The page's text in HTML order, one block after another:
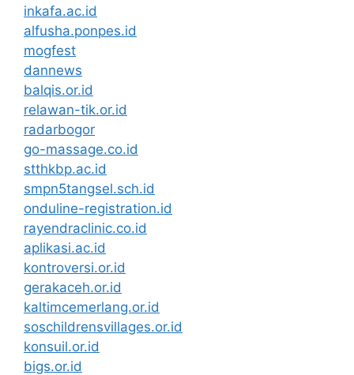
inkafa.ac.id
alfusha.ponpes.id
mogfest
dannews
balqis.or.id
relawan-tik.or.id
radarbogor
go-massage.co.id
stthkbp.ac.id
smpn5tangsel.sch.id
onduline-registration.id
rayendraclinic.co.id
aplikasi.ac.id
kontroversi.or.id
gerakaceh.or.id
kaltimcemerlang.or.id
soschildrensvillages.or.id
konsuil.or.id
bigs.or.id